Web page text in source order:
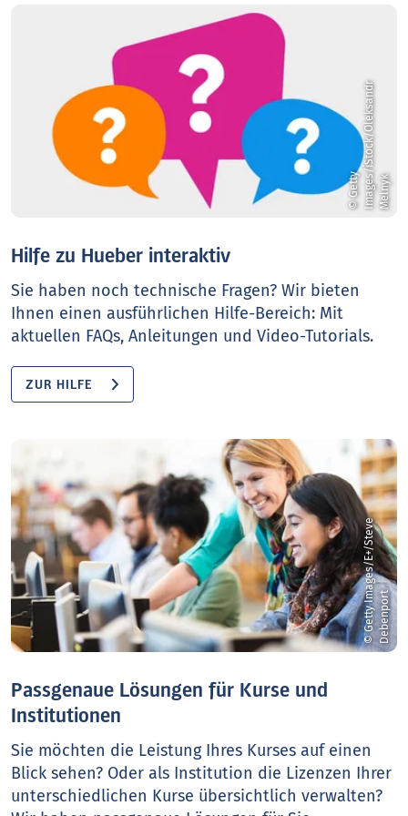
©
G
e
t
t
y
I
m
a
g
e
s
/
i
S
t
o
c
k
/
O
l
e
k
s
a
n
dr
M
e
l
n
y k
Hilfe zu Hueber interaktiv
Sie haben noch technische Fragen? Wir bieten
Ihnen einen ausführlichen Hilfe-Bereich: Mit
aktuellen FAQs, Anleitungen und Video-Tutorials.
ZUR HILFE
©
G
e
t
t
y
Im
a
g
e
s
/
E
+
/
S
t
e
v
e
D
e
b
e
n
p
o
rt
Passgenaue Lösungen für Kurse und
Institutionen
Sie möchten die Leistung Ihres Kurses auf einen
Blick sehen? Oder als Institution die Lizenzen Ihrer
unterschiedlichen Kurse übersichtlich verwalten?